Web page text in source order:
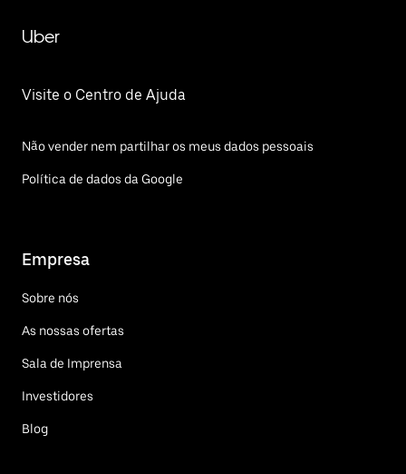
Uber
Visite o Centro de Ajuda
Não vender nem partilhar os meus dados pessoais
Política de dados da Google
Empresa
Sobre nós
As nossas ofertas
Sala de Imprensa
Investidores
Blog